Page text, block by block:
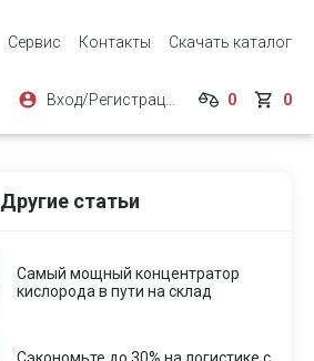
Сервис Контакты Скачать каталог
0 0
Другие статьи
Самый мощный концентратор
кислорода в пути на склад